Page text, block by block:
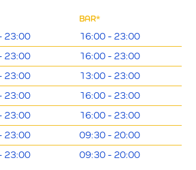
BAR*
23:00
16:00 - 23:00
23:00
16:00 - 23:00
23:00
13:00 - 23:00
23:00
16:00 - 23:00
23:00
16:00 - 23:00
23:00
09:30 - 20:00
23:00 09:30 - 20:00